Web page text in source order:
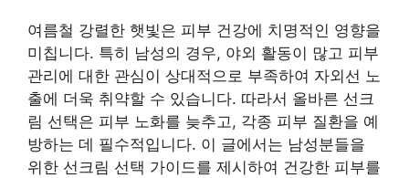
여름철 강렬한 햇빛은 피부 건강에 치명적인 영향을
미칩니다. 특히 남성의 경우, 야외 활동이 많고 피부
관리에 대한 관심이 상대적으로 부족하여 자외선 노
출에 더욱 취약할 수 있습니다. 따라서 올바른 선크
림 선택은 피부 노화를 늦추고, 각종 피부 질환을 예
방하는 데 필수적입니다. 이 글에서는 남성분들을
위한 선크림 선택 가이드를 제시하여 건강한 피부를